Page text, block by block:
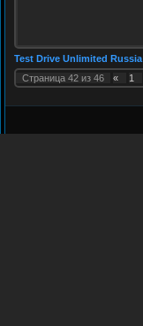
Test Drive Unlimited Russia
Страница 42 из 46 « 1